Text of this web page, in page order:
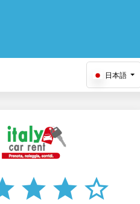
日本語
star star star_border